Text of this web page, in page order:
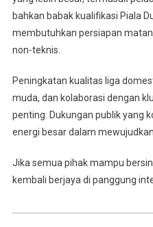
bahkan babak kualifikasi Piala
membutuhkan persiapan
non-teknis.
Peningkatan kualitas liga
muda, dan kolaborasi dengan
penting. Dukungan publik yang
energi besar dalam
Jika semua pihak mampu
kembali berjaya di panggung